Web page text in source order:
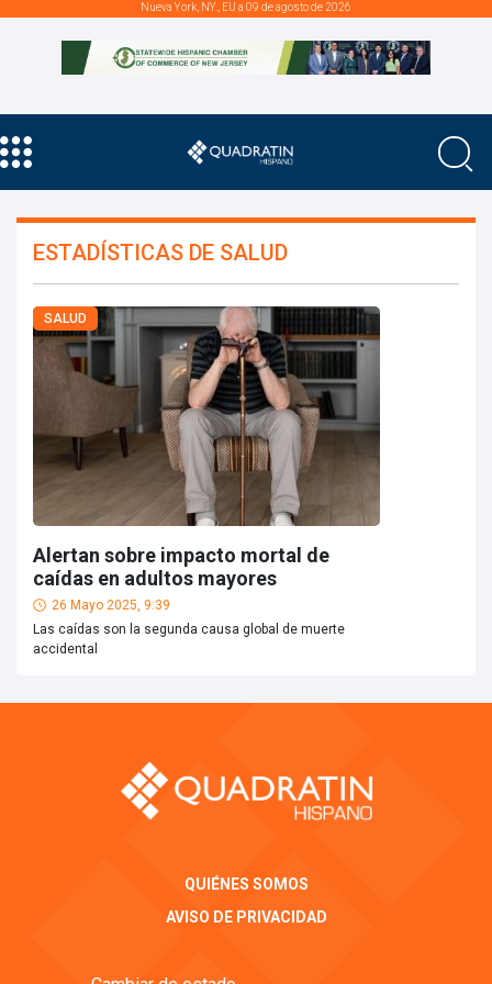
Nueva York, NY., EU a 09 de agosto de 2026
ESTADÍSTICAS DE SALUD
SALUD
Alertan sobre impacto mortal de
caídas en adultos mayores
26 Mayo 2025, 9:39
Las caídas son la segunda causa global de muerte
accidental
QUIÉNES SOMOS
AVISO DE PRIVACIDAD